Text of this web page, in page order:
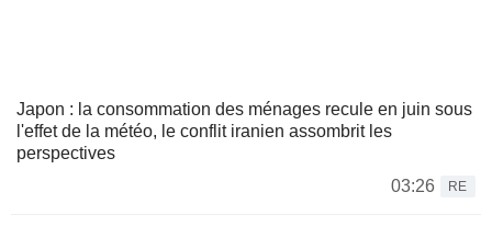
Japon : la consommation des ménages recule en juin sous
l'effet de la météo, le conflit iranien assombrit les
perspectives
03:26
RE